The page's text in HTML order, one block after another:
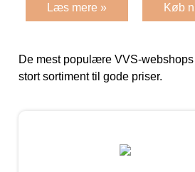
Læs mere » Køb
De mest populære VVS-
stort sortiment til gode priser.